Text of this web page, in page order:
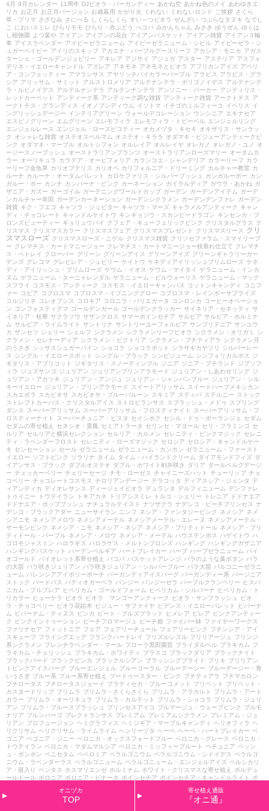
4月 9月カレンダー 11周年 DJビオラ・バーガンディー あかね空 あかね色のメイ
あわゆきエ
リカ お正月 お正月バージョン お歳暮用 かがり火 くれない くれないロンド ご挨拶 さくら
草・プリマ さざなみ さにべる しくらしくら すい～つビオラ ぜんざい つぶらなタヌキ なでし
こ
においスミレ ひらりモモ ひらり・赤ぶどう べコパ みかんちゃん みさき ゆうぜん
ゆくは
し植物園
よつ葉や アイアン アイアンの花台 アイアンバスケット アイアン雑貨 アイアン３輪
車 アイスラベンダー アイビーゼラニューム アイビーゼラニューム・シビル アイビーゼラ・シ
ュガーベイビー アイリのスキップ アカエナ・パープルグースリーフ アカシア・モニカ アガス
ターシェ・ゴールデンジュビリー アキレア アジサイ アジュガ アスター アステリア アスフォ
デリネ・イエローキャンドル アズレア アネモネ アネモネとビオラ アフリカンアイズ アベリ
ア・コンフェッティー アマランサス アヤリッチバイカラーパープル アラビス
アラビス・グラ
シア アリッサム・サミット アルストロメリア アルテナンテラ・ポリゴノイデス
アルテナンテ
ラ・ルビノイデス
アルテルナンテラ アルテンナンテラ アンソニー・パーカー アンティリス・
レッドカーペット
アンティーク系 アンティーク調な雑貨 アンティーク雑貨 アークトチス
ア
ークトチス・グランディス
イオノプシディウム イソトマ イチゴのミルフィーユ イベリス
イ
ングリッシュデージー インテリアグリーン ウォールデコレーション ウンシニア エキナセア
エスピノグリーン エムグリーン エレモフィラ エレモフィラ・トビーベル エンジェルリング
エンジェルレース
エンジェル・ローズピコティー オカメヅタ・キセキ オキザリス・サンラッ
ク
オシャレな雑貨 オステオスペルマム オステオ・キララ
オダマキ・ビジューアンティークピ
ンク
オダマキ・マーブル オルトシフォン オルレイア オルレイヤ オレガノ オレガノ・ユノ
オ
ージースノーブッシュ
オーストラリアンプランツ オーストラリアンローズマリー オータムカ
ラー オーリキュラ カラテア・オービフォリア カランコエ・シャンデリア カラーリーフ カラ
ーリーフ金魚草 カリオプテリス カリオペ カリフォルニア・ドリーミング カルチャー教室 カ
ルーナ カルーナ・オータムパレット カロケファリス・シルバーブッシュ カンガルーポー カン
ガルー・ポー カンナ カンパーナ・ピンク カーネーション ガイラルディア ガウラ・あかね ガ
ザニア・ガズー ガーゴイル ガーデニングワールドカップ ガーデン ガーデンアイテム ガーデ
ンカルチャー幸田
ガーデンカーネーション ガーデンシクラメン ガーデンデンファレ ガーデン
雑貨 キク・フエゴ キャツラ・ジュピター キャツラ・マーズ キャラメルアンティーク
キャン
ディ・チョコレート
キャンドルケイトウ キンギョソウ・スカンピードラゴン キンセンカ・ブ
ロンズビューティー ギョリュウバイ クフェア・キューフェリックピンク クリスタルグラス
ク
リスマス
クリスマスカラー クリスマスフェア クリスマスプレゼント クリスマスリース
クリ
スマスローズ クリスマスローズ・ニゲル クリスマス雑貨 クリソセファラム・スマイリープ
ー クレマチス・カートマニージョー クレマチス・カートマニージョー枝垂れ仕立て クレマチ
ス・ペトレイ
クローバー グリーン グリーンアイス グリーンアイズ グリーンギャラリーガー
デンズ グレコマ グレビレア・ジュビリー ケイトウ ケネディアイリッシュプリムローズ ケネ
ディ・アイリッシュ・プリムローズ ゲウム・イオス ゲウム・マイタイ ゲラニューム・インカ
ヌム ゲラニューム・ターニャレンダル ゲラニューム・ビルウォーリス ゲラニューム・マック
スフライ
コスモス・アンティーク コスモス・イエローキャンパス コットンキャンディ
コニフ
ァー
コピア コプロスマ コプロスマ・イブニンググロー
コプロスマ・レインボーサプライズ
コルジリネ
コレオプシス コロキア コロニラ・バリエガータ コンロンカ
コーヒーオベーショ
ン ゴンフォスティグマ ゴールデンガール ゴールデンクラッカー サイネリア・セネッティ サ
イネリア・桂華 サクラソウ サザンクロス サマーポインセチア サルビア サルビア・ホルミナ
ム サルビア・ライムライト サントリナ サントリーユーフォルビア サンブリテニア サンユウ
カ ザンセツ シェリー シェルフ シクラメン シクラメンリーフビオラ シクラメン・オリガミ
シ
クラメン・セレナーディア シクラメン・ビクトリア シクラメン・プチティアラ
シクラメン月
のうさぎ シッサスシュガーバイン ショコラ ショコラポット シラサギカヤツリ
シルバーレー
ス
シングル・イエロースポット シングル・ブラック シンビジューム シンフォリカルポス
ジ
ギタリス・アプリコット
ジギタリス・スノーティンプル ジニア ジニア・プチランド ジプソフ
ィラ
ジュズサンゴ ジュリアン ジュリアンプリンアラモード ジュリアン・しあわせリング ジ
ュリアン・アカツキ ジュリアン・アンジュ ジュリアン・シャンパンブルー ジュリアン・シル
キーイエロー ジュリアン・プリンアラモード スイートアリッサム
スイートハーブメキシカン
スカエボラ
スカビオサ スカビオサ・ブルーバルーン スキミア スティパ ステルニー
ストック
ストレプトカーパス・クリスタルアイス
ストロビランサス スプラッシュ・メドゥ
スプリング
ダンス
スーパーアリッサム スーパーアリッサム・フロスティナイト
スーパーアリッサム・フ
ロスティーナイト
スーパーチュニア・ビスタ セイシボク セシル・ドゥ・ボーランジェ
セダム
セダムの寄せ植え
セネシオ・貴鳳 セミアトラータ セリンセ・マヨール セリ・フラミンゴ セ
ルリア セルリアと横浜セレクション セルリア・カルメン セレニティ・ピンクマジック
セレニ
ティ・ラベンダーフロスト
セレニティ・ローズマジック セロシア セロシア・キャンドルケー
キ センセーション セール ゼラニューム ゼラニューム・カンカン ゼラニューム・ファースト
イエロー ソフトピンク ソラリナ タイム タイム・ハイランドクリーム ダイアモンドフィズ ダ
イアンサス・ブラック
ダブルオステオ ダブル・ホワイト剣弁咲き ダリア ダールベルグデージ
ー チェッカーベリー チェリーセージ チモ・ローゼス チャイニーズハット チューリップ チョ
コベリー チョコレートコスモス チロリアンデージー テラコッタ ディアスシア・ジェンタ
デ
ィアンディカ ディオレサンス ディージェイビオラ デュランタ デルフィニューム デンファレ
トゥイニー
トウテイラン トキアカネ トリアシスミレ トルコ・シェリー トレニア
ドドナエア
ドドナエア・ポップブッシュ
ナチュラルテイスト ナツザクラ ナデシコ・ピーチプリンセス ナ
デシコ・ブラックアダー
ニューサイラン ニンフ ネシア・ファンタジーピンク ネメシア ネメ
シアニモ ネメシアメロウ ネメシアメーテル ネメシアメーテル・エレーヌ
ネメシアメーテル・
サーモンピンク
ネメシア・ニモ ネメシア・ネシア ネメシア・プリティドール ネメシア・プリ
ティドール・パープル ネメシア・メロウ ネメシア・メーテル ハウステンボス ハゲイトウ ハ
ゴロモジャスミン ハロラギス ハロラゲス・メルトンブロンズ ハンギング ハンギングガザニア
ハンギングバスケット
ハーデンベルギア ハートブレイカー ハーブ ハーブゼラニューム バイ
オゴールド バイオレット系寄せ植え バコパ バスケットアレンジ バラのような葉ボタン バラ
の大苗 バラ咲きジュリアン バラ咲きジュリアン・シルバーブルー バラ大苗 バルコニーゼラニ
ューム バレンシアアイボリーポーチ バーガンディアイスバーグ バーガンディー系 バージニア
ストック
バードバス パティオガーベラ パンジー パンジーゼラ パープルクランベリー
ヒスパ
ニカム・プルプレア
ヒペリカム・ゴールドフォーム ヒペリカム・シルバーナ
ヒペリカム・ト
リカラー
ヒューケラ ビオラ ビオラ マンゴーアンティーク ビオラ・サンフラッシュ
ビオ
ラ・チョコベリー
ビオラ花絵本 ビジュー・サファイヤ ビデンス・イエローパレット
ビバーナ
ム
ビバーナム・ティヌス ビンカ ビート・ブルズブラッド ピメレア ピレア
ピンクアンティー
ク
ピンクイントゥーション ピーチフロマージュ ピーチ姫 ファイバー鉢 ファイヤーワークス
ファリナセア フィットニア フェア フェアリーチュール フェアリーピンク
フチンシア・アイ
スキューブ フライングエッグ フランクハードレイ フリズルシズル フリリアージュ
フリンジ
系シクラメン フレンチラベンダー・マール フローラ黒田園芸 ブライダルベル ブラキカム ブ
ラキカム・チェリッシュ
ブラキカム・ホワイティ ブラスコ ブラックダリア ブラックナイト
ブラックバード ブラックビンカ ブラックルシアン ブラッシングブライド ブリキ ブリリアン
トピンクアイスバーグ ブルーエンジェル ブルーコーラル ブルーデージー ブルーデージー・青
いうさぎ ブルー系 ブルー系寄せ植え ブードゥースター・ピンク プチティアラ
プチマカロン
プチロータス
プチロータスジョーイ プラティセカ・ブルーコメット プリペット
プリペット・
カスタードリップ プリムラ プリムラ・さくらさくら プリムラ・アラカルト
プリムラ・アート
カラー プリムラ・オーリキュラ プリムラ・カルテット プリムラ・ショコラ
プリムラ・ジュリ
アン プリムラ・ブルースプラッシュ プリンセスアイコ プルマージュ・ウェーブピンク
プルモ
ナリア プルンパーゴ プレクトランサス プレミアム プレミアムシクラメン プレミアム・ジュ
リアン プロフュージョン ヘミグラフィス ヘミジギア・マーブルキャンディ ヘリオフィラ ヘ
リクリサム ヘリクリサム・ライムライム ヘンリーヅタ ヘーベ ヘーベ・ハートブレイカー ベ
ゴニア ベゴニア・ジニー ベロニカ・オックスフォードブルー ベロニカ・グレース ベロニカ・
トウテイラン ベロニカ・マダムマルシア ベロニカ・ミッフィープルート ペチュニア ペッシ
ュ・ボンボン ペニセタム ペペロミア ペラルゴニウム ペラルゴニウム・シドイデス ペラルゴ
ニウム・ラベンダーラス ペラルゴニューム ペラルゴニューム・エンジェルアイズ ペルシカリ
ア・斑入り ペンタス ホスマリエンゼ ホルミナム ホワイト・クリスマスな寄せ植え
ボルデュ
ールドール ボロニア ボロニア・ピナータ ポインセチア ポインセチア・キャンドルライト
ポ
マトリカリア・ライム マーガレット マーガレット・ウォーターメロン
マーガレット・パーカッション マーガレット・ペパーミント
オニヅカ
TOP
寄せ植え通販
『オニ通』